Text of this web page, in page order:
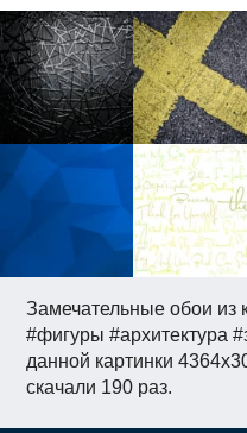
Замечательные обои из
#фигуры #архитектура
данной картинки
скачали 190 раз.